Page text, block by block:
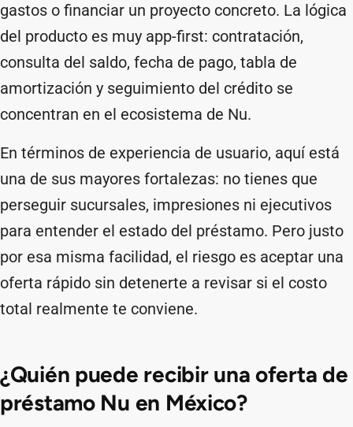
gastos o financiar un proyecto concreto. La lógica
del producto es muy app-first: contratación,
consulta del saldo, fecha de pago, tabla de
amortización y seguimiento del crédito se
concentran en el ecosistema de Nu.
En términos de experiencia de usuario, aquí está
una de sus mayores fortalezas: no tienes que
perseguir sucursales, impresiones ni ejecutivos
para entender el estado del préstamo. Pero justo
por esa misma facilidad, el riesgo es aceptar una
oferta rápido sin detenerte a revisar si el costo
total realmente te conviene.
¿Quién puede recibir una oferta de
préstamo Nu en México?